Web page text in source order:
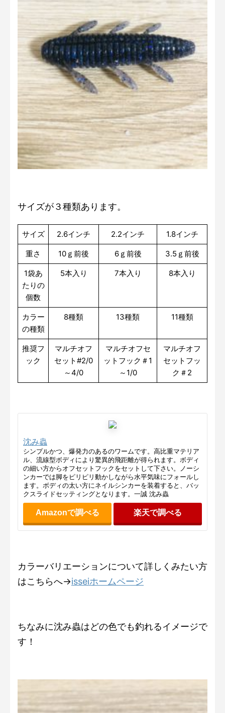
サイズが３種類あります。
サイズ 2.6インチ 2.2インチ 1.8インチ
重さ 10ｇ前後 6ｇ前後 3.5ｇ前後
1袋あ
たりの
個数
5本入り 7本入り 8本入り
カラー
の種類
8種類 13種類 11種類
推奨フ
ック
マルチオフ
セット#2/0
～4/0
マルチオフセ
ットフック＃1
～1/0
マルチオフ
セットフッ
ク＃2
沈み蟲
シンプルかつ、爆発力のあるのワームです。高比重マテリア
ル、流線型ボディにより驚異的飛距離が得られます。ボディ
の細い方からオフセットフックをセットして下さい。ノーシ
ンカーでは脚をピリピリ動かしながら水平気味にフォールし
ます。ボディの太い方にネイルシンカーを装着すると、バッ
クスライドセッティングとなります。一誠 沈み蟲
Amazonで調べる 楽天で調べる
カラーバリエーションについて詳しくみたい方
はこちらへ→isseiホームページ
ちなみに沈み蟲はどの色でも釣れるイメージで
す！